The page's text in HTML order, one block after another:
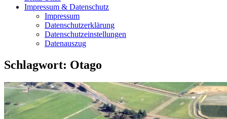
Impressum & Datenschutz
Impressum
Datenschutzerklärung
Datenschutzeinstellungen
Datenauszug
Schlagwort: Otago